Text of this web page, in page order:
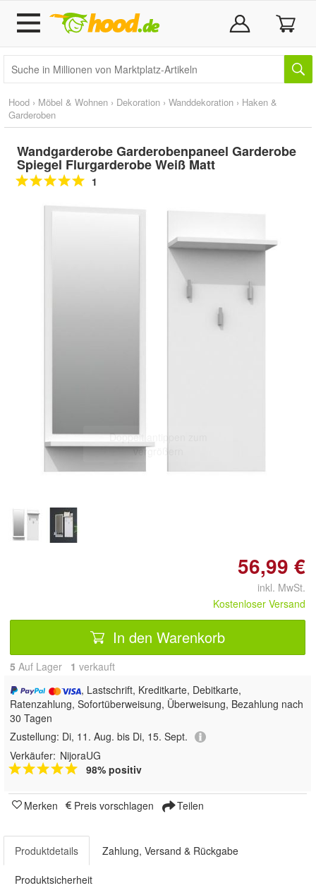
Hood › Möbel & Wohnen › Dekoration › Wanddekoration › Haken &
Garderoben
Wandgarderobe Garderobenpaneel Garderobe
Spiegel Flurgarderobe Weiß Matt
1
Doppelt antippen zum
vergrößern
56,99 €
inkl. MwSt.
Kostenloser Versand
In den Warenkorb
5 Auf Lager 1 verkauft
, Lastschrift, Kreditkarte, Debitkarte,
Ratenzahlung, Sofortüberweisung, Überweisung, Bezahlung nach
30 Tagen
Zustellung: Di, 11. Aug. bis Di, 15. Sept.
Verkäufer: NijoraUG
98% positiv
Merken Preis vorschlagen Teilen
Produktdetails Zahlung, Versand & Rückgabe
Produktsicherheit